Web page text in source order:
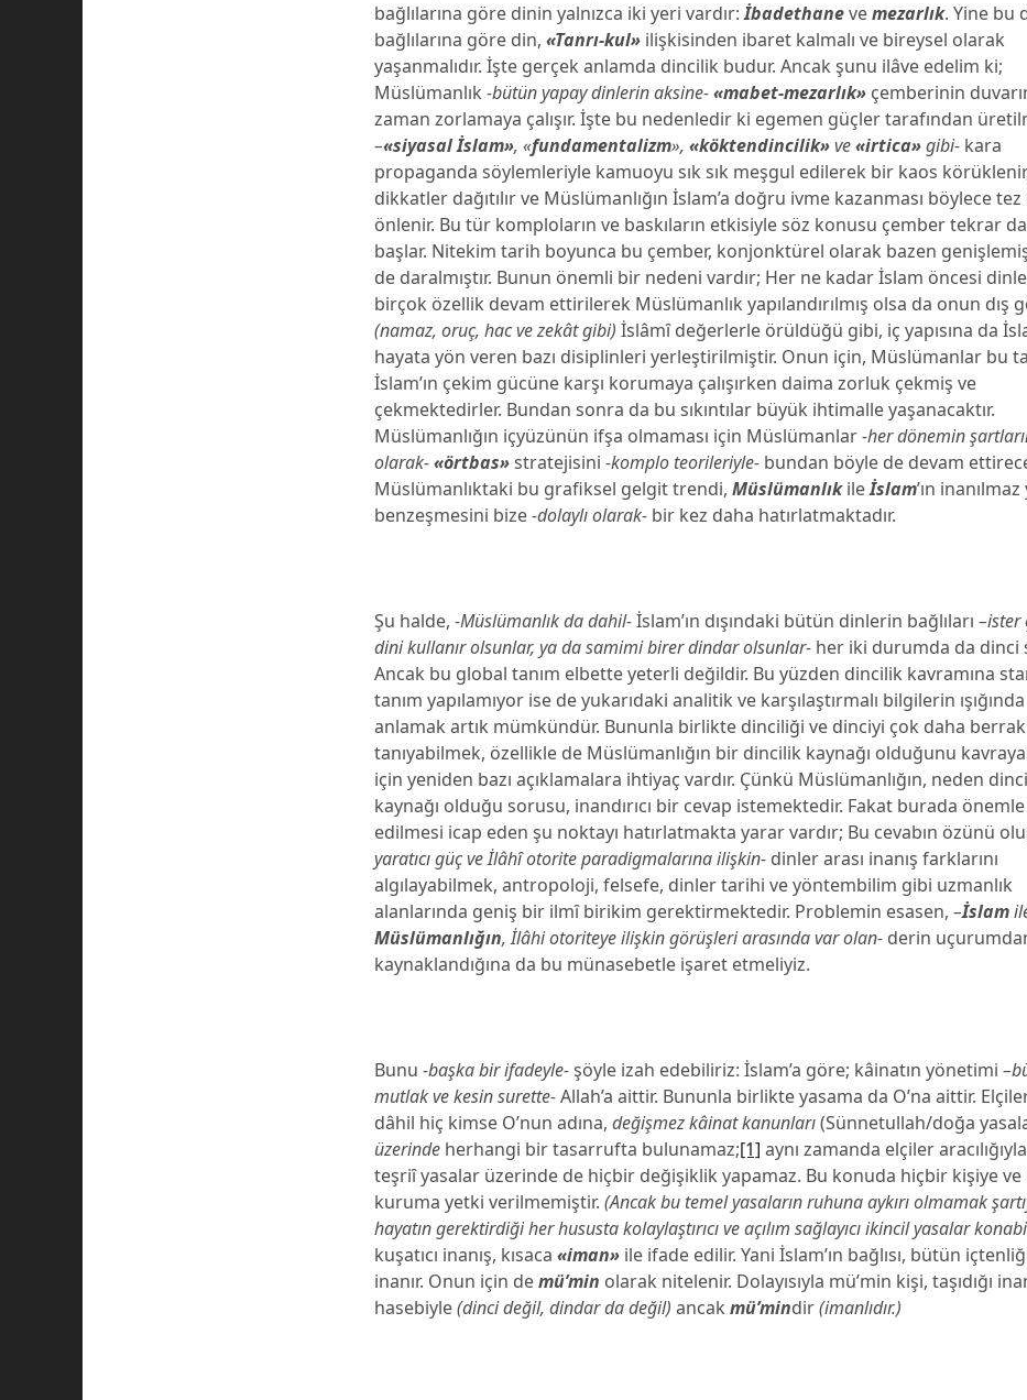
bağlılarına göre dinin yalnızca iki yeri vardır:İbadethanevemezarlık. Yine bu
bağlılarına göre din,«Tanrı-kul» ilişkisinden ibaret kalmalı ve bireysel olarak
yaşanmalıdır. İşte gerçek anlamda dincilik budur. Ancak şunu ilâve edelim ki;
Müslümanlık-bütün yapay dinlerin aksine-«mabet-mezarlık» çemberinin
zaman zorlamaya çalışır. İşte bu nedenledir ki egemen güçler tarafından
–«siyasal İslam», «fundamentalizm»,«köktendincilik»ve«irtica»gibi- kara
propaganda söylemleriyle kamuoyu sık sık meşgul edilerek bir kaos
dikkatler dağıtılır ve Müslümanlığın İslam’a doğru ivme kazanması böylece
önlenir. Bu tür komploların ve baskıların etkisiyle söz konusu çember tekrar
başlar. Nitekim tarih boyunca bu çember, konjonktürel olarak bazen
de daralmıştır. Bunun önemli bir nedeni vardır; Her ne kadar İslam öncesi
birçok özellik devam ettirilerek Müslümanlık yapılandırılmış olsa da onun dış
(namaz, oruç, hac ve zekât gibi) İslâmȋ değerlerle örüldüğü gibi, iç yapısına da
hayata yön veren bazı disiplinleri yerleştirilmiştir. Onun için, Müslümanlar bu
İslam’ın çekim gücüne karşı korumaya çalışırken daima zorluk çekmiş ve
çekmektedirler. Bundan sonra da bu sıkıntılar büyük ihtimalle yaşanacaktır.
Müslümanlığın içyüzünün ifşa olmaması için Müslümanlar-her dönemin
olarak-«örtbas»stratejisini-komplo teorileriyle- bundan böyle de devam
Müslümanlıktaki bu grafiksel gelgit trendi,Müslümanlıkileİslam’ın inanılmaz
benzeşmesini bize-dolaylı olarak- bir kez daha hatırlatmaktadır.
Şu halde,-Müslümanlık da dahil-İslam’ın dışındaki bütün dinlerin bağlıları–ister
dini kullanır olsunlar, ya da samimi birer dindar olsunlar- her iki durumda da dinci
Ancak bu global tanım elbette yeterli değildir. Bu yüzden dincilik kavramına
tanım yapılamıyor ise de yukarıdaki analitik ve karşılaştırmalı bilgilerin
anlamak artık mümkündür. Bununla birlikte dinciliği ve dinciyi çok daha
tanıyabilmek, özellikle de Müslümanlığın bir dincilik kaynağı olduğunu
için yeniden bazı açıklamalara ihtiyaç vardır. Çünkü Müslümanlığın, neden
kaynağı olduğu sorusu, inandırıcı bir cevap istemektedir. Fakat burada
edilmesi icap eden şu noktayı hatırlatmakta yarar vardır; Bu cevabın özünü
yaratıcı güç ve İlâhȋ otorite paradigmalarına ilişkin- dinler arası inanış farklarını
algılayabilmek, antropoloji, felsefe, dinler tarihi ve yöntembilim gibi uzmanlık
alanlarında geniş bir ilmȋ birikim gerektirmektedir. Problemin esasen,–İslam
Müslümanlığın, İlâhi otoriteye ilişkin görüşleri arasında var olan- derin
kaynaklandığına da bu münasebetle işaret etmeliyiz.
Bunu-başka bir ifadeyle-şöyle izah edebiliriz: İslam’a göre; kâinatın yönetimi
mutlak ve kesin surette-Allah’a aittir. Bununla birlikte yasama da O’na aittir.
dâhil hiç kimse O’nun adına,değişmez kâinat kanunları(Sünnetullah/doğa
üzerinde herhangi bir tasarrufta bulunamaz;[1] aynı zamanda elçiler
teşriȋ yasalar üzerinde de hiçbir değişiklik yapamaz. Bu konuda hiçbir kişiye
kuruma yetki verilmemiştir.(Ancak bu temel yasaların ruhuna aykırı olmamak
hayatın gerektirdiği her hususta kolaylaştırıcı ve açılım sağlayıcı ikincil yasalar
kuşatıcı inanış, kısaca«iman» ile ifade edilir. Yani İslam’ın bağlısı, bütün
inanır. Onun için demü’min olarak nitelenir. Dolayısıyla mü’min kişi, taşıdığı
hasebiyle(dinci değil, dindar da değil)ancakmü’mindir(imanlıdır.)